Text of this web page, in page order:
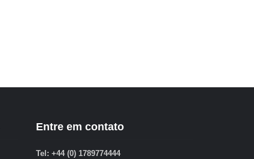
Entre em contato
Tel: +44 (0) 1789774444